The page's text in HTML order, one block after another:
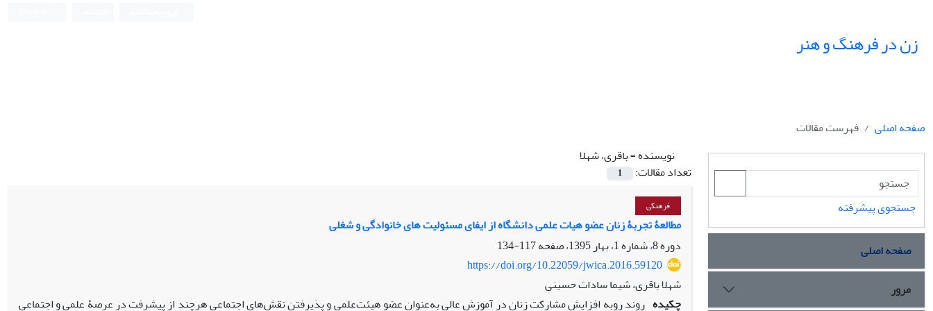
زن در فرهنگ و هنر
صفحه اصلی
فهرست مقالات
نویسنده =باقری، شهلا
تعداد مقالات:
1
فرهنگی
مطالعۀ تجربۀ زنان عضو هیات علمی دانشگاه از ایفای مسئولیت های خانوادگی و شغلی
دوره 8، شماره 1، بهار 1395، صفحه
117-134
https://doi.org/10.22059/jwica.2016.59120
شهلا باقری، شیما سادات حسینی
چکیده روند روبه افزایش مشارکت زنان در آموزش عالی به‌عنوان عضو هیئت‌علمی و پذیرفتن نقش‌های اجتماعی هرچند از پیشرفت در عرصۀ علمی و اجتماعی
جستجوی پیشرفته
صفحه اصلی
مرور